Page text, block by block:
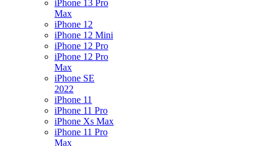
iPhone 13 Pro
Max
iPhone 12
iPhone 12 Mini
iPhone 12 Pro
iPhone 12 Pro
Max
iPhone SE
2022
iPhone 11
iPhone 11 Pro
iPhone Xs Max
iPhone 11 Pro
Max